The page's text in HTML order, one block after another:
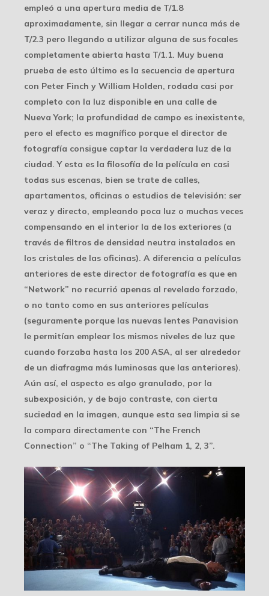
empleó a una apertura media de T/1.8
aproximadamente, sin llegar a cerrar nunca más de
T/2.3 pero llegando a utilizar alguna de sus focales
completamente abierta hasta T/1.1. Muy buena
prueba de esto último es la secuencia de apertura
con Peter Finch y William Holden, rodada casi por
completo con la luz disponible en una calle de
Nueva York; la profundidad de campo es inexistente,
pero el efecto es magnífico porque el director de
fotografía consigue captar la verdadera luz de la
ciudad. Y esta es la filosofía de la película en casi
todas sus escenas, bien se trate de calles,
apartamentos, oficinas o estudios de televisión: ser
veraz y directo, empleando poca luz o muchas veces
compensando en el interior la de los exteriores (a
través de filtros de densidad neutra instalados en
los cristales de las oficinas). A diferencia a películas
anteriores de este director de fotografía es que en
“Network” no recurrió apenas al revelado forzado,
o no tanto como en sus anteriores películas
(seguramente porque las nuevas lentes Panavision
le permitían emplear los mismos niveles de luz que
cuando forzaba hasta los 200 ASA, al ser alrededor
de un diafragma más luminosas que las anteriores).
Aún así, el aspecto es algo granulado, por la
subexposición, y de bajo contraste, con cierta
suciedad en la imagen, aunque esta sea limpia si se
la compara directamente con “The French
Connection” o “The Taking of Pelham 1, 2, 3”.